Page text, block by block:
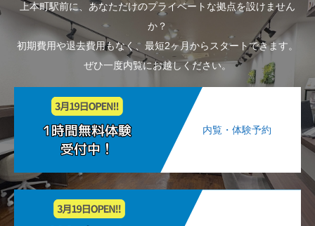
上本町駅前に、あなただけのプライベートな拠点を設けません
か？
初期費用や退去費用もなく、最短2ヶ月からスタートできます。
ぜひ一度内覧にお越しください。
内覧・体験予約